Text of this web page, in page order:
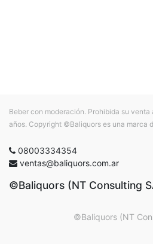
Beber con moderación. Prohibida su venta
años. Copyright ©Baliquors es una marca
08003334354
ventas@baliquors.com.ar
©Baliquors (NT Consulting
©Baliquors (NT